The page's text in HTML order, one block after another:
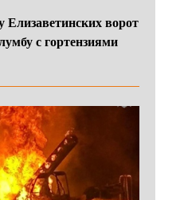
Елизаветинских ворот
с гортензиями